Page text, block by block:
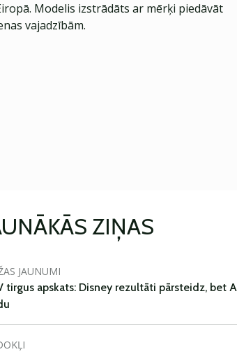
Modelis izstrādāts ar mērķi piedāvāt
vajadzībām.
ZIŅAS
JAUNUMI
tirgus apskats: Disney rezultāti pārsteidz, bet